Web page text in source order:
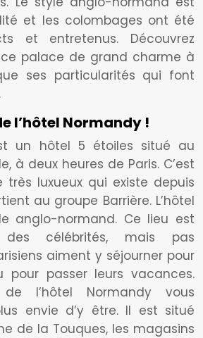
et les colombages ont été
et entretenus. Découvrez
palace de grand charme à
ses particularités qui font
l’hôtel Normandy !
un hôtel 5 étoiles situé au
à deux heures de Paris. C’est
luxueux qui existe depuis
au groupe Barrière. L’hôtel
anglo-normand. Ce lieu est
célébrités, mais pas
aiment y séjourner pour
pour passer leurs vacances.
de l’hôtel Normandy vous
envie d’y être. Il est situé
de la Touques, les magasins